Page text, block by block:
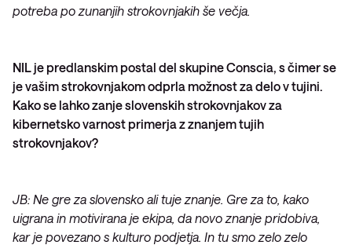
potreba po zunanjih strokovnjakih še večja.
NIL je predlanskim postal del skupine Conscia, s čimer se
je vašim strokovnjakom odprla možnost za delo v tujini.
Kako se lahko zanje slovenskih strokovnjakov za
kibernetsko varnost primerja z znanjem tujih
strokovnjakov?
JB: Ne gre za slovensko ali tuje znanje. Gre za to, kako
uigrana in motivirana je ekipa, da novo znanje pridobiva,
kar je povezano s kulturo podjetja. In tu smo zelo zelo